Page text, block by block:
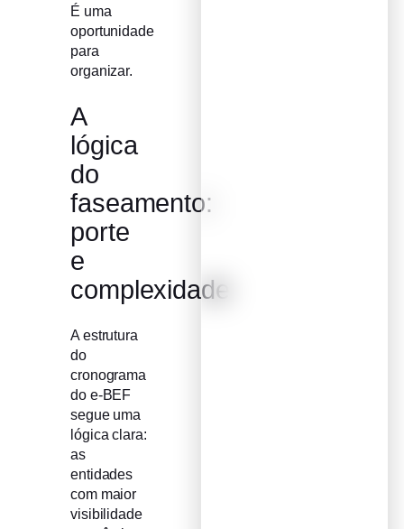
É uma
oportunidade
para
organizar.
A
lógica
do
faseamento:
porte
e
complexidade
A estrutura
do
cronograma
do e-BEF
segue uma
lógica clara:
as
entidades
com maior
visibilidade